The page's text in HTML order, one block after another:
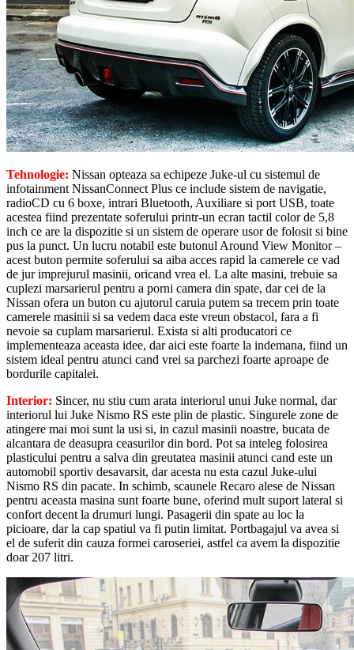
Tehnologie: Nissan opteaza sa echipeze Juke-ul cu sistemul de
infotainment NissanConnect Plus ce include sistem de navigatie,
radioCD cu 6 boxe, intrari Bluetooth, Auxiliare si port USB, toate
acestea fiind prezentate soferului printr-un ecran tactil color de 5,8
inch ce are la dispozitie si un sistem de operare usor de folosit si bine
pus la punct. Un lucru notabil este butonul Around View Monitor –
acest buton permite soferului sa aiba acces rapid la camerele ce vad
de jur imprejurul masinii, oricand vrea el. La alte masini, trebuie sa
cuplezi marsarierul pentru a porni camera din spate, dar cei de la
Nissan ofera un buton cu ajutorul caruia putem sa trecem prin toate
camerele masinii si sa vedem daca este vreun obstacol, fara a fi
nevoie sa cuplam marsarierul. Exista si alti producatori ce
implementeaza aceasta idee, dar aici este foarte la indemana, fiind un
sistem ideal pentru atunci cand vrei sa parchezi foarte aproape de
bordurile capitalei.
Interior: Sincer, nu stiu cum arata interiorul unui Juke normal, dar
interiorul lui Juke Nismo RS este plin de plastic. Singurele zone de
atingere mai moi sunt la usi si, in cazul masinii noastre, bucata de
alcantara de deasupra ceasurilor din bord. Pot sa inteleg folosirea
plasticului pentru a salva din greutatea masinii atunci cand este un
automobil sportiv desavarsit, dar acesta nu esta cazul Juke-ului
Nismo RS din pacate. In schimb, scaunele Recaro alese de Nissan
pentru aceasta masina sunt foarte bune, oferind mult suport lateral si
confort decent la drumuri lungi. Pasagerii din spate au loc la
picioare, dar la cap spatiul va fi putin limitat. Portbagajul va avea si
el de suferit din cauza formei caroseriei, astfel ca avem la dispozitie
doar 207 litri.